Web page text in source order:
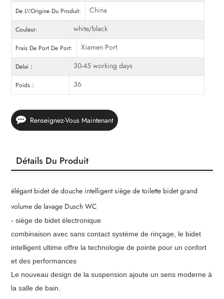
De L\'Origine Du Produit: China
Couleur: white/black
Frais De Port De Port: Xiamen Port
Delai： 30-45 working days
Poids： 36
Renseignez-Vous Maintenant
Détails Du Produit
élégant bidet de douche intelligent siège de toilette bidet grand
volume de lavage Dusch WC
- siège de bidet électronique
combinaison avec sans contact système de rinçage, le bidet
intelligent ultime offre la technologie de pointe pour un confort
et des performances
Le nouveau design de la suspension ajoute un sens moderne à
la salle de bain.